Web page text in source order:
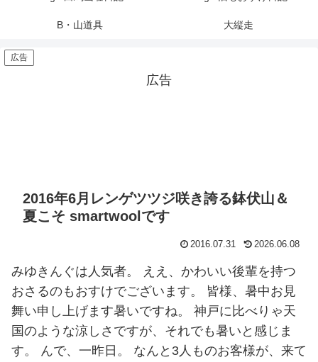
B・山道具 大縦走
広告
広告
2016年6月レンゲツツジ咲き誇る鉢伏山＆
夏こそ smartwoolです
2016.07.31 2026.06.08
みゆきんぐは人気者。 ええ、かわいい後輩を持つ
おさるのもおすけでございます。 皆様、暑中お見
舞い申し上げます暑いですね。 神戸に比べりゃ天
国のような涼しさですが、それでも暑いと感じま
す。 んで、一昨日。 なんと3人ものお客様が、来て